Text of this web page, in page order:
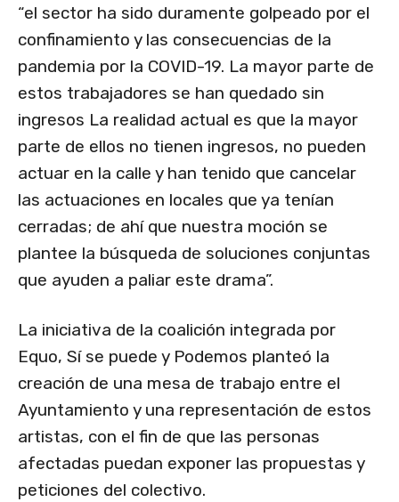
“el sector ha sido duramente golpeado por el
confinamiento y las consecuencias de la
pandemia por la COVID-19. La mayor parte de
estos trabajadores se han quedado sin
ingresos La realidad actual es que la mayor
parte de ellos no tienen ingresos, no pueden
actuar en la calle y han tenido que cancelar
las actuaciones en locales que ya tenían
cerradas; de ahí que nuestra moción se
plantee la búsqueda de soluciones conjuntas
que ayuden a paliar este drama”.
La iniciativa de la coalición integrada por
Equo, Sí se puede y Podemos planteó la
creación de una mesa de trabajo entre el
Ayuntamiento y una representación de estos
artistas, con el fin de que las personas
afectadas puedan exponer las propuestas y
peticiones del colectivo.